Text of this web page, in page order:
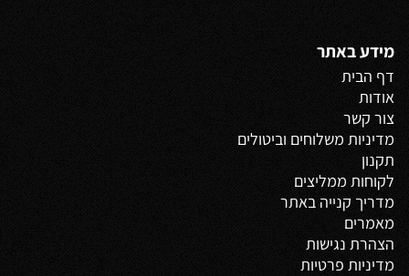
מידע באתר
דף הבית
אודות
צור קשר
מדיניות משלוחים וביטולים
תקנון
לקוחות ממליצים
מדריך קנייה באתר
מאמרים
הצהרת נגישות
מדיניות פרטיות